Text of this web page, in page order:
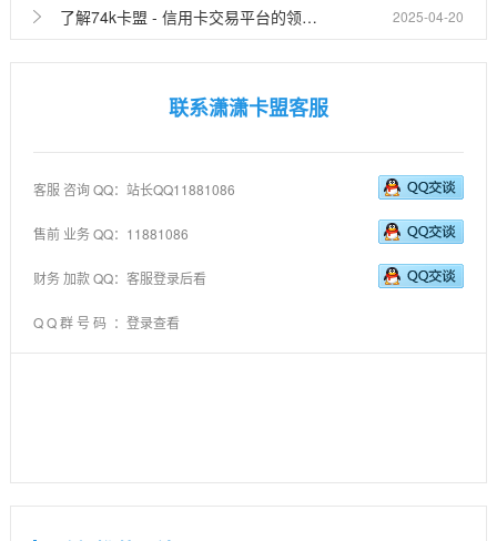
了解74k卡盟 - 信用卡交易平台的领军者 2025-04-20
联系潇潇卡盟客服
客服 咨询 QQ：站长QQ11881086
售前 业务 QQ：11881086
财务 加款 QQ：客服登录后看
Q Q 群 号 码 ：登录查看